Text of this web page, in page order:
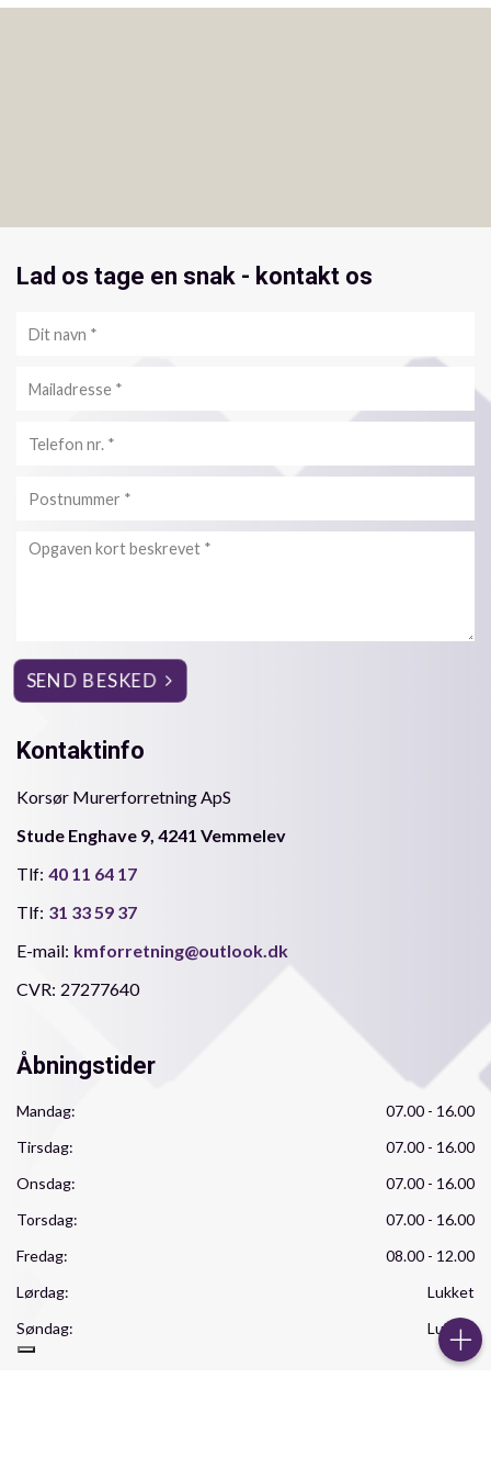
Kontaktinfo
Korsør Murerforretning ApS
Stude Enghave 9, 4241 Vemmelev
Tlf: 40 11 64 17
Tlf: 31 33 59 37
E-mail: kmforretning@outlook.dk
CVR: 27277640
Åbningstider
Mandag:
07.00 - 16.00
Tirsdag:
07.00 - 16.00
Onsdag:
07.00 - 16.00
Torsdag:
07.00 - 16.00
Fredag:
08.00 - 12.00
Lørdag:
Lukket
Søndag:
Lukket
Lad os tage en snak - kontakt os
Personlig
info
Copyright © 2026 - Korsør Murerforretning ApS